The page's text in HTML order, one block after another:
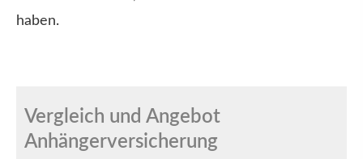
haben.
Vergleich und Angebot
Anhängerversicherung